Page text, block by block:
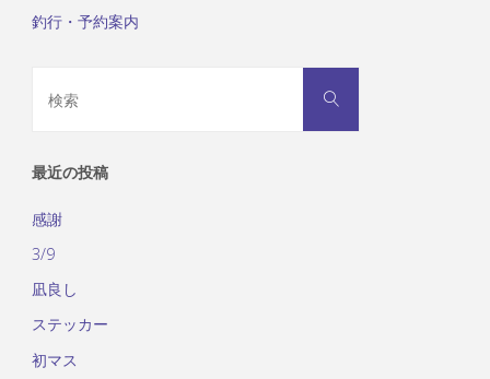
釣行・予約案内
対
検
最近の投稿
感謝
3/9
凪良し
ステッカー
初マス